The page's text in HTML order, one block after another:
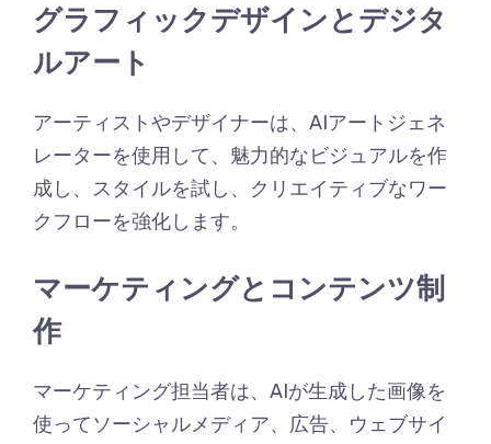
グラフィックデザインとデジタ
ルアート
アーティストやデザイナーは、AIアートジェネ
レーターを使用して、魅力的なビジュアルを作
成し、スタイルを試し、クリエイティブなワー
クフローを強化します。
マーケティングとコンテンツ制
作
マーケティング担当者は、AIが生成した画像を
使ってソーシャルメディア、広告、ウェブサイ